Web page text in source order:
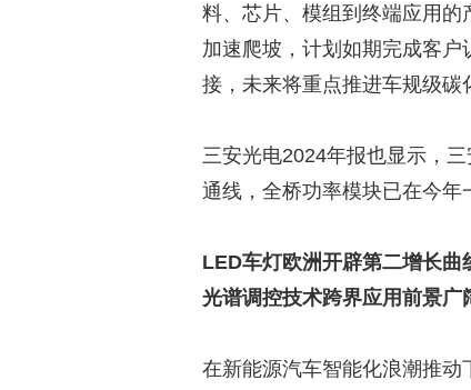
料、芯片、模组到终端应用
加速爬坡，计划如期完成客
接，未来将重点推进车规级碳
三安光电2024年报也显示，
通线，全桥功率模块已在今年
LED车灯欧洲开辟第二增长曲
光谱调控技术跨界应用前景广
在新能源汽车智能化浪潮推